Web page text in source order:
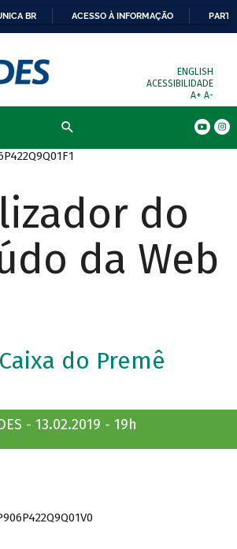
BR ACESSO À INFORMAÇÃO
ENGLISH
ACESSIBILIDADE
A+ A-
do
da Web
do Premê
- 13.02.2019 - 19h